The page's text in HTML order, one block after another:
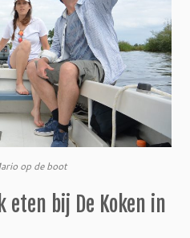
op de boot
eten bij De Koken in